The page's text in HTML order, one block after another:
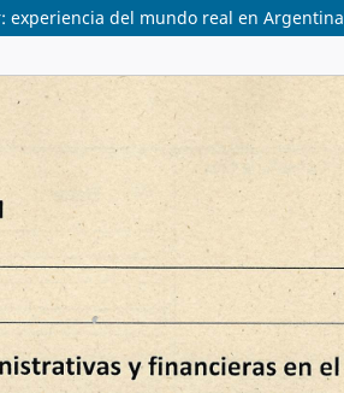
experiencia del mundo real en Argentina